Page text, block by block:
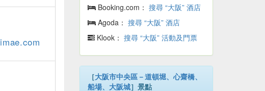
Booking.com： 搜尋 “大阪” 酒店
Agoda： 搜尋 “大阪” 酒店
Klook： 搜尋 “大阪” 活動及門票
［大阪市中央區－道頓堀、心齋橋、
船場、大阪城］景點